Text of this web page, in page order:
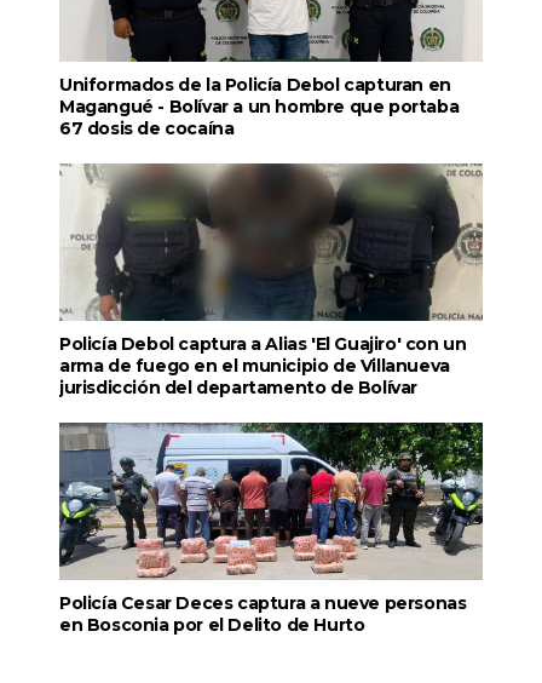
Uniformados de la Policía Debol capturan en
Magangué - Bolívar a un hombre que portaba
67 dosis de cocaína
Policía Debol captura a Alias 'El Guajiro' con un
arma de fuego en el municipio de Villanueva
jurisdicción del departamento de Bolívar
Policía Cesar Deces captura a nueve personas
en Bosconia por el Delito de Hurto